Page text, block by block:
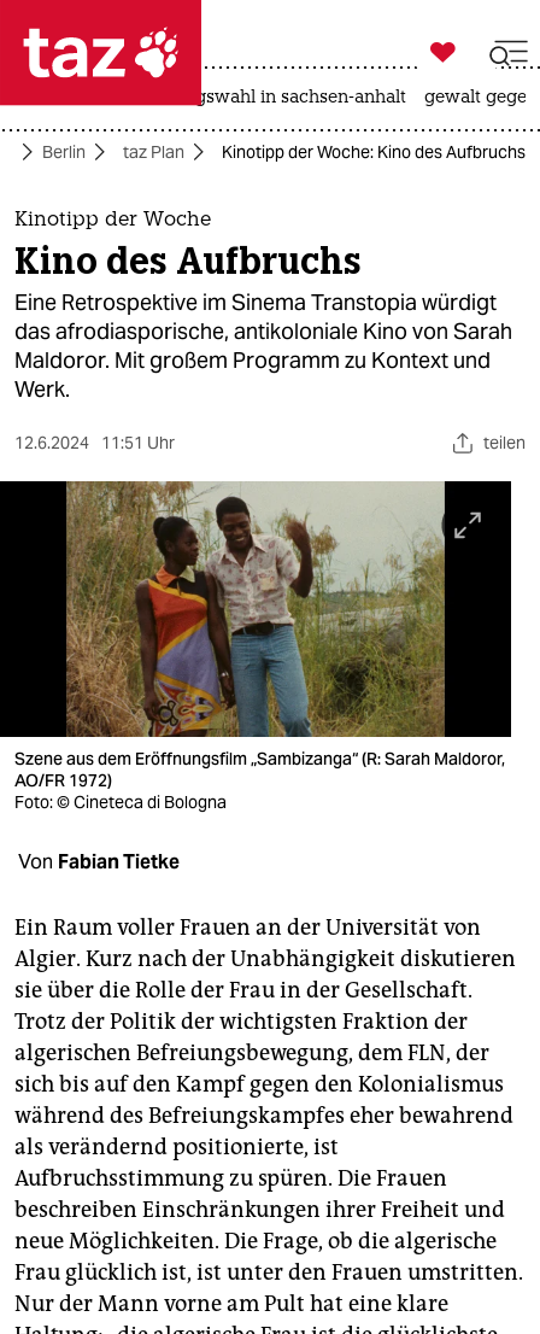
 taz zahl ich
taz zahl ich
themen
politik
öko
gesellschaft
kultur
sport
berlin
wahrheit
verlag
verlag
veranstaltungen
unterstützen
abo
genossenschaft
epaper login

taz zahl ich
landtagswahl in sachsen-anhalt gewalt
Berlin taz Plan Kinotipp der Woche: Kino des Aufbruchs
Kinotipp der Woche
Kino des Aufbruchs
Eine Retrospektive im Sinema Transtopia würdigt
das afrodiasporische, antikoloniale Kino von Sarah
Maldoror. Mit großem Programm zu Kontext und
Werk.
12.6.2024 11:51 Uhr teilen
Szene aus dem Eröffnungsfilm „Sambizanga“ (R: Sarah Maldoror,
AO/FR 1972)
Foto: © Cineteca di Bologna
Von Fabian Tietke
Ein Raum voller Frauen an der Universität von
Algier. Kurz nach der Unabhängigkeit diskutieren
sie über die Rolle der Frau in der Gesellschaft.
Trotz der Politik der wichtigsten Fraktion der
algerischen Befreiungsbewegung, dem FLN, der
sich bis auf den Kampf gegen den Kolonialismus
während des Befreiungskampfes eher bewahrend
als verändernd positionierte, ist
Aufbruchsstimmung zu spüren. Die Frauen
beschreiben Einschränkungen ihrer Freiheit und
neue Möglichkeiten. Die Frage, ob die algerische
Frau glücklich ist, ist unter den Frauen umstritten.
Nur der Mann vorne am Pult hat eine klare